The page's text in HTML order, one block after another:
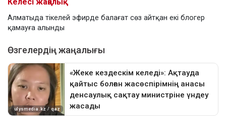
Алматыда тікелей эфирде балағат сөз айтқан екі блогер
қамауға алынды